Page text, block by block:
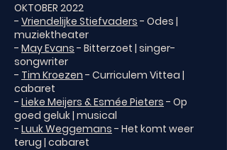
OKTOBER 2022
- Vriendelijke Stiefvaders - Odes |
muziektheater
- May Evans - Bitterzoet | singer-
songwriter
- Tim Kroezen - Curriculem Vittea |
cabaret
- Lieke Meijers & Esmée Pieters - Op
goed geluk | musical
- Luuk Weggemans - Het komt weer
terug | cabaret